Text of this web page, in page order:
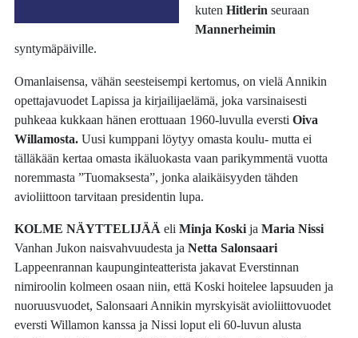
kuten Hitlerin seuraan
Mannerheimin
syntymäpäiville.
Omanlaisensa, vähän seesteisempi kertomus, on vielä Annikin
opettajavuodet Lapissa ja kirjailijaelämä, joka varsinaisesti
puhkeaa kukkaan hänen erottuaan 1960-luvulla everstiOiva
Willamosta. Uusi kumppani löytyy omasta koulu- mutta ei
tälläkään kertaa omasta ikäluokasta vaan parikymmentä vuotta
noremmasta ”Tuomaksesta”, jonka alaikäisyyden tähden
avioliittoon tarvitaan presidentin lupa.
KOLME NÄYTTELIJÄÄ eliMinja Koskija Maria Nissi
Vanhan Jukon naisvahvuudesta jaNetta Salonsaari
Lappeenrannan kaupunginteatterista jakavat Everstinnan
nimiroolin kolmeen osaan niin, että Koski hoitelee lapsuuden ja
nuoruusvuodet, Salonsaari Annikin myrskyisät avioliittovuodet
eversti Willamon kanssa ja Nissi loput eli 60-luvun alusta